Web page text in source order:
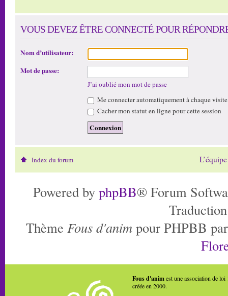
VOUS DEVEZ ÊTRE CONNECTÉ POUR
Nom d’utilisateur:
Mot de passe:
J’ai oublié mon mot de passe
Me connecter automatiquement à chaque visite
Cacher mon statut en ligne pour cette session
Index du forum
Powered by phpBB® Forum
Thème Fous d'anim pour PHPBB
Fous d'animest une association de loi
créée en 2000.